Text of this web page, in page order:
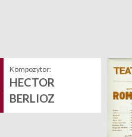
Kompozytor:
HECTOR
BERLIOZ